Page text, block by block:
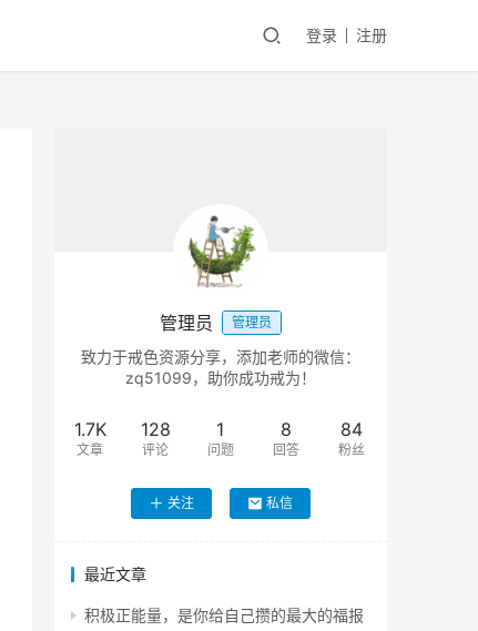
登录 注册
管理员 管理员
致力于戒色资源分享，添加老师的微信：
zq51099，助你成功戒为！
1.7K
文章
128
评论
1
问题
8
回答
84
粉丝
关注 私信
最近文章
积极正能量，是你给自己攒的最大的福报